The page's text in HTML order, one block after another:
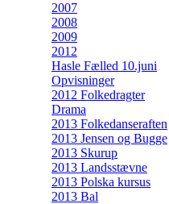
2007
2008
2009
2012
Hasle Fælled 10.juni
Opvisninger
2012 Folkedragter
Drama
2013 Folkedanseraften
2013 Jensen og Bugge
2013 Skurup
2013 Landsstævne
2013 Polska kursus
2013 Bal